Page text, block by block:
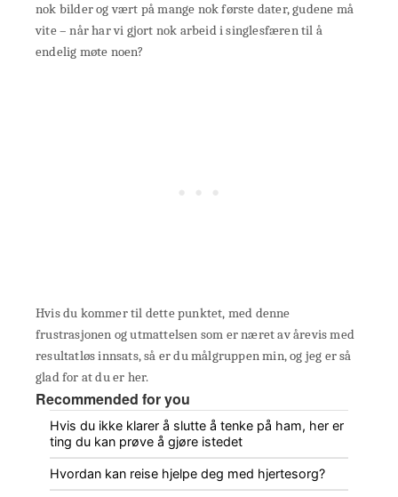
nok bilder og vært på mange nok første dater, gudene må
vite – når har vi gjort nok arbeid i singlesfæren til å
endelig møte noen?
Hvis du kommer til dette punktet, med denne
frustrasjonen og utmattelsen som er næret av årevis med
resultatløs innsats, så er du målgruppen min, og jeg er så
glad for at du er her.
Recommended for you
Hvis du ikke klarer å slutte å tenke på ham, her er
ting du kan prøve å gjøre istedet
Hvordan kan reise hjelpe deg med hjertesorg?